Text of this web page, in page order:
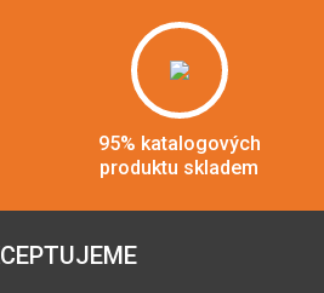
95% katalogových
produktu skladem